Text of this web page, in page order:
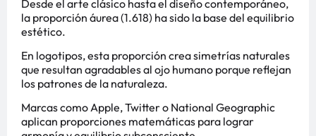
Desde el arte clásico hasta el diseño contemporáneo,
la proporción áurea (1.618) ha sido la base del equilibrio
estético.
En logotipos, esta proporción crea simetrías naturales
que resultan agradables al ojo humano porque reflejan
los patrones de la naturaleza.
Marcas como Apple, Twitter o National Geographic
aplican proporciones matemáticas para lograr